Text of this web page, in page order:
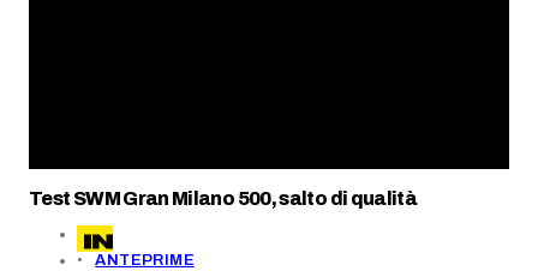
Test SWM Gran Milano 500, salto di qualità
ANTEPRIME